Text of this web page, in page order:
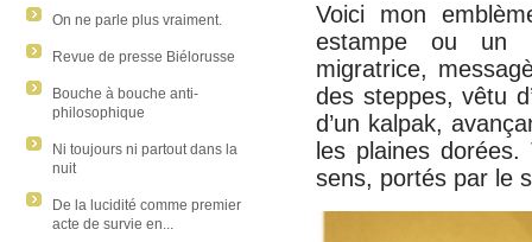
On ne parle plus vraiment.
Revue de presse Biélorusse
Bouche à bouche anti-
philosophique
Ni toujours ni partout dans la
nuit
De la lucidité comme premier
acte de survie en...
Voici mon
estampe ou un
migratrice,
des steppes, vêtu
d’un kalpak,
les plaines
sens, portés par le